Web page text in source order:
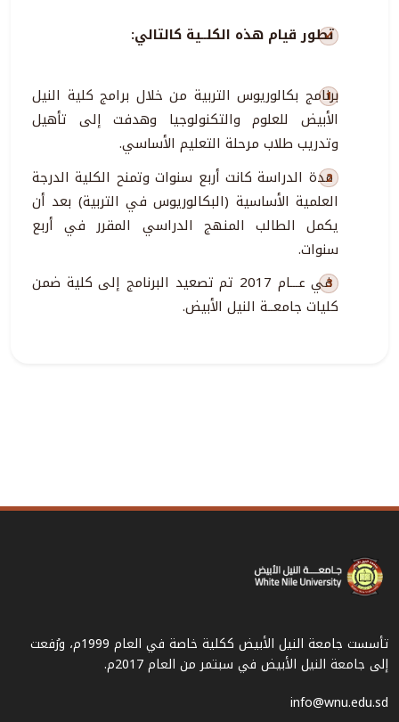
تطور قيام هذه الكلــية كالتالي:
برنامج بكالوريوس التربية من خلال برامج كلية النيل
الأبيض للعلوم والتكنولوجيا وهدفت إلى تأهيل
وتدريب طلاب مرحلة التعليم الأساسي.
مدة الدراسة كانت أربع سنوات وتمنح الكلية الدرجة
العلمية الأساسية (البكالوريوس في التربية) بعد أن
يكمل الطالب المنهج الدراسي المقرر في أربع
سنوات.
في عـــام 2017 تم تصعيد البرنامج إلى كلية ضمن
كليات جامعــة النيل الأبيض.
تأسست جامعة النيل الأبيض ككلية خاصة في العام 1999م، ورُفعت
إلى جامعة النيل الأبيض في سبتمر من العام 2017م.
info@wnu.edu.sd